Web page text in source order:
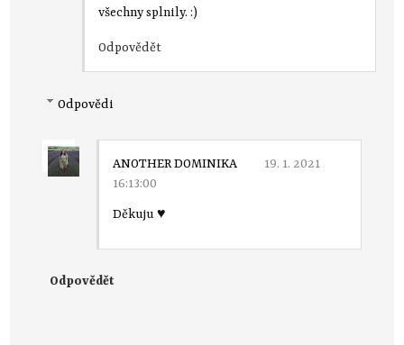
všechny splnily. :)
Odpovědět
Odpovědi
ANOTHER DOMINIKA
19. 1. 2021
16:13:00
Děkuju ♥
Odpovědět